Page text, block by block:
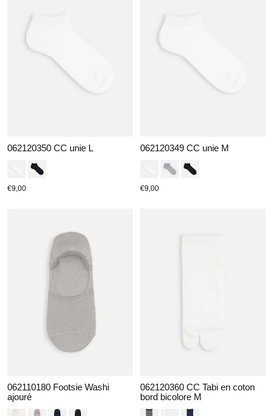
062120350 CC unie L
€9,00
062120349 CC unie M
€9,00
062110180 Footsie Washi
ajouré
062120360 CC Tabi en coton
bord bicolore M